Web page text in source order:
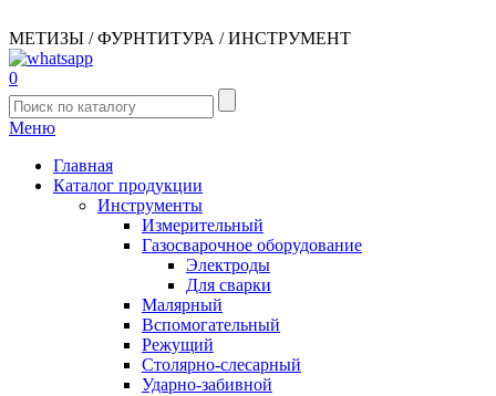
МЕТИЗЫ / ФУРНТИТУРА / ИНСТРУМЕНТ
0
Меню
Главная
Каталог продукции
Инструменты
Измерительный
Газосварочное оборудование
Электроды
Для сварки
Малярный
Вспомогательный
Режущий
Столярно-слесарный
Ударно-забивной